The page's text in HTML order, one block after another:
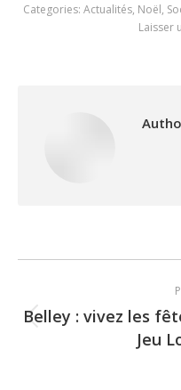
Categories: Actualités, Noël,
Laisser
navigation
Belley : vivez les
Jeu